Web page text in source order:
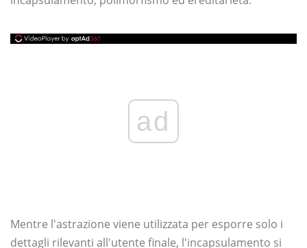
ad
Mentre l'astrazione viene utilizzata per esporre solo i
dettagli rilevanti all'utente finale, l'incapsulamento si